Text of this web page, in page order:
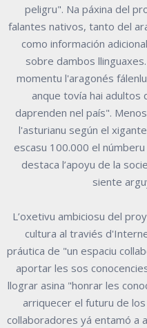
peligru". Na páxina del
falantes nativos, tanto del
como información
sobre dambos
momentu l'aragonés
anque tovía hai adultos
daprenden nel país".
l'asturianu según el
escasu 100.000 el
destaca l’apoyu de la
siente
L’oxetivu ambiciosu del
cultura al traviés
práutica de "un espaciu
aportar les sos
llograr asina "honrar les
arriquecer el futuru de
collaboradores yá entamó a